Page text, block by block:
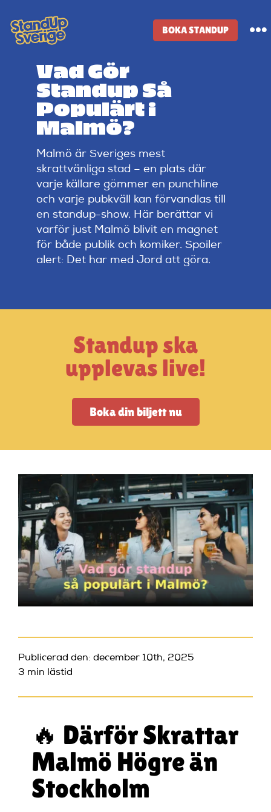
to
content
BOKA STANDUP
Standup-butik
Komiker
Lineup
Tidigare lineup
Klubbar
Kontakta oss
Mitt konto
Vad Gör
Standup Så
Populärt i
Malmö?
Malmö är Sveriges mest
skrattvänliga stad – en plats där
varje källare gömmer en punchline
och varje pubkväll kan förvandlas till
en standup-show. Här berättar vi
varför just Malmö blivit en magnet
för både publik och komiker. Spoiler
alert: Det har med Jord att göra.
Standup ska
upplevas live!
Boka din biljett nu
Publicerad den: december 10th, 2025
3 min lästid
🔥 Därför Skrattar
Malmö Högre än
Stockholm